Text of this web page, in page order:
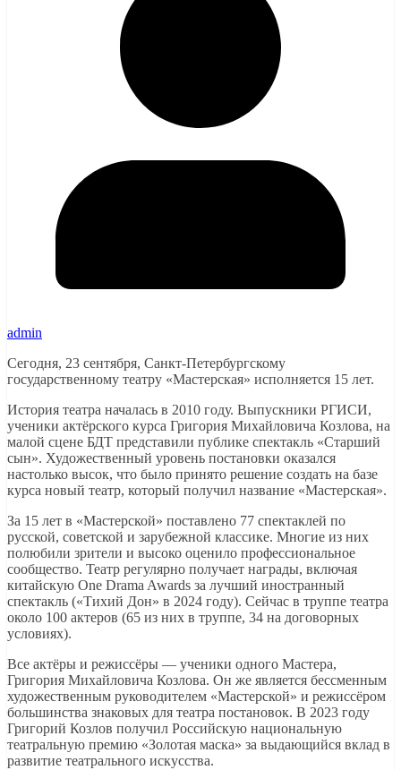
admin
Сегодня, 23 сентября, Санкт-Петербургскому
государственному театру «Мастерская» исполняется 15 лет.
История театра началась в 2010 году. Выпускники РГИСИ,
ученики актёрского курса Григория Михайловича Козлова, на
малой сцене БДТ представили публике спектакль «Старший
сын». Художественный уровень постановки оказался
настолько высок, что было принято решение создать на базе
курса новый театр, который получил название «Мастерская».
За 15 лет в «Мастерской» поставлено 77 спектаклей по
русской, советской и зарубежной классике. Многие из них
полюбили зрители и высоко оценило профессиональное
сообщество. Театр регулярно получает награды, включая
китайскую One Drama Awards за лучший иностранный
спектакль («Тихий Дон» в 2024 году). Сейчас в труппе театра
около 100 актеров (65 из них в труппе, 34 на договорных
условиях).
Все актёры и режиссёры — ученики одного Мастера,
Григория Михайловича Козлова. Он же является бессменным
художественным руководителем «Мастерской» и режиссёром
большинства знаковых для театра постановок. В 2023 году
Григорий Козлов получил Российскую национальную
театральную премию «Золотая маска» за выдающийся вклад в
развитие театрального искусства.